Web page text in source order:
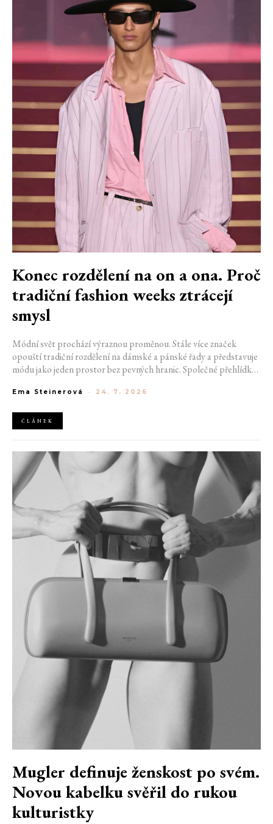
Konec rozdělení na on a ona. Proč
tradiční fashion weeks ztrácejí
smysl
Módní svět prochází výraznou proměnou. Stále více značek
opouští tradiční rozdělení na dámské a pánské řady a představuje
módu jako jeden prostor bez pevných hranic. Společné přehlídky,
klasické týdny módy mohou brzy vypadat úplně jinak.
Ema Steinerová - 24. 7. 2026
ČLÁNEK
Mugler definuje ženskost po svém.
Novou kabelku svěřil do rukou
kulturistky